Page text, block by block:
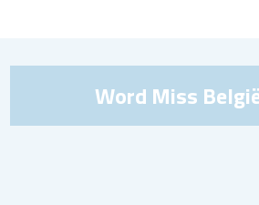
Word Miss